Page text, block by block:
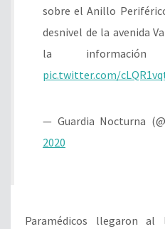
sobre el Anillo
desnivel de la avenida
la
pic.twitter.com/
— Guardia Nocturna
2020
Paramédicos llegaron